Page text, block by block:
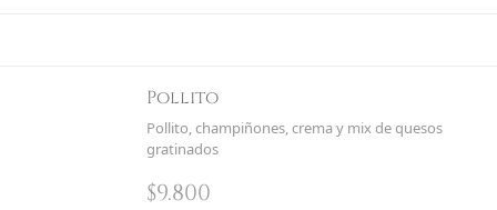
Pollito
Pollito, champiñones, crema y mix de quesos
gratinados
$9.800